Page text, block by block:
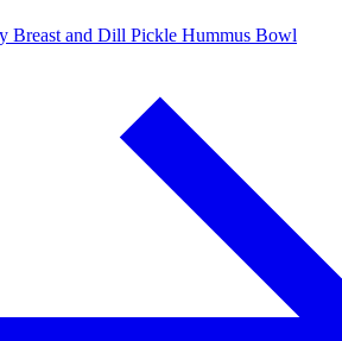
Breast and Dill Pickle Hummus Bowl